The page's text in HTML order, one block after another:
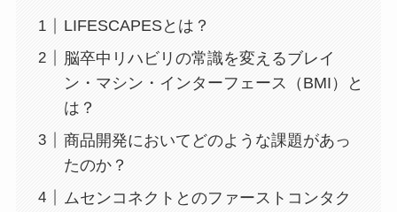
LIFESCAPESとは？
脳卒中リハビリの常識を変えるブレイ
ン・マシン・インターフェース（BMI）と
は？
商品開発においてどのような課題があっ
たのか？
ムセンコネクトとのファーストコンタク